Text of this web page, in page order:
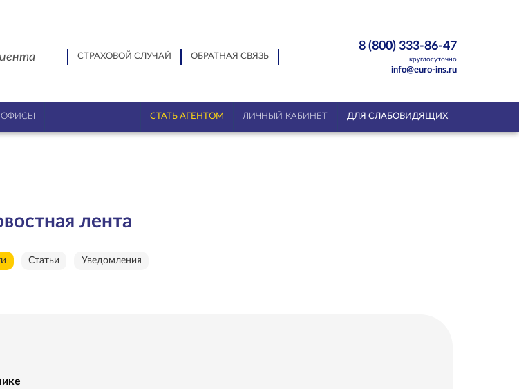
СТРАХОВОЙ СЛУЧАЙ ОБРАТНАЯ СВЯЗЬ
8 (800) 333-86-47
круглосуточно
info@euro-ins.ru
ОФИСЫ СТАТЬ АГЕНТОМ ЛИЧНЫЙ КАБИНЕТ ДЛЯ СЛАБОВИДЯЩИХ
лента
Статьи Уведомления